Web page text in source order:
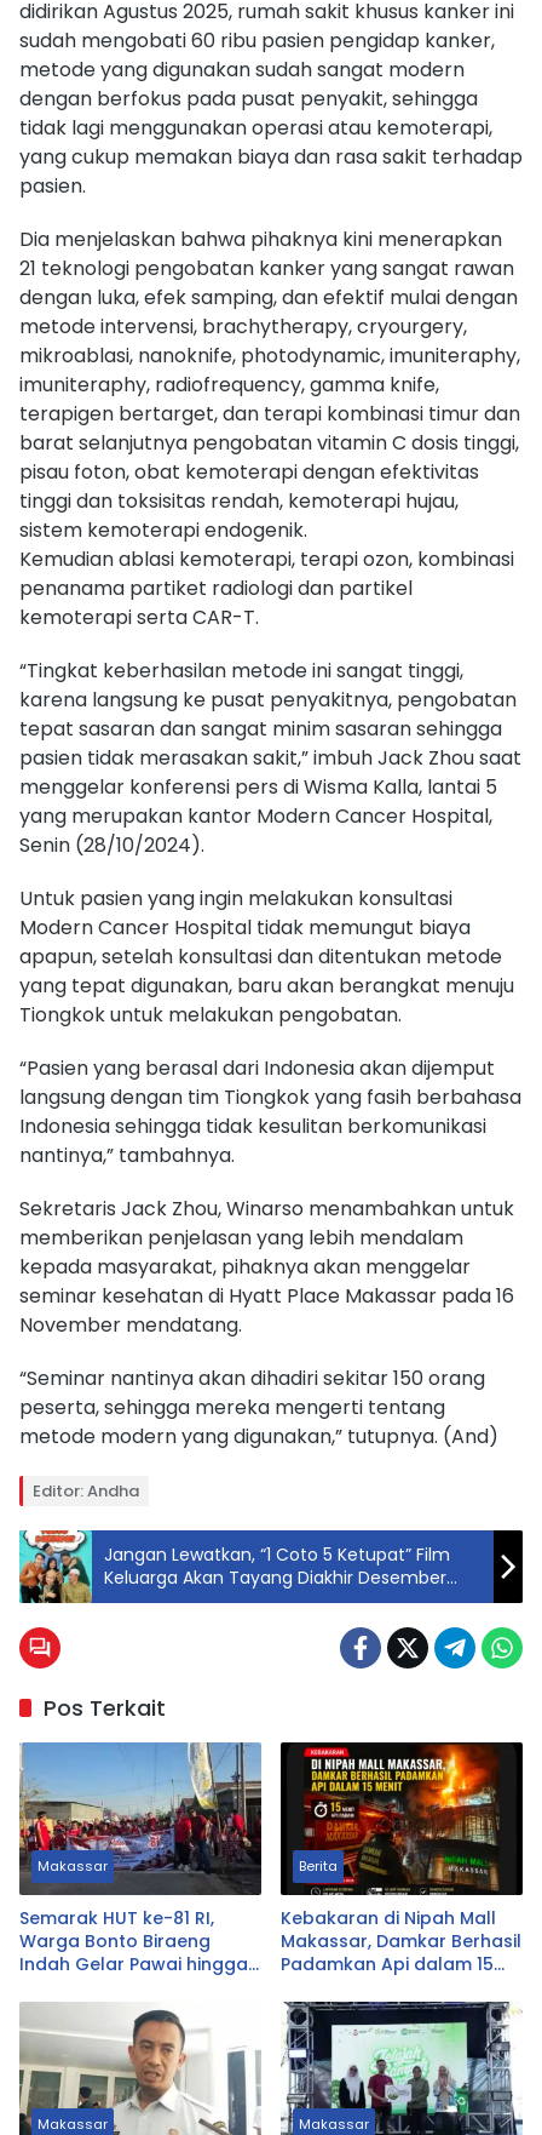
didirikan Agustus 2025, rumah sakit khusus kanker ini
sudah mengobati 60 ribu pasien pengidap kanker,
metode yang digunakan sudah sangat modern
dengan berfokus pada pusat penyakit, sehingga
tidak lagi menggunakan operasi atau kemoterapi,
yang cukup memakan biaya dan rasa sakit terhadap
pasien.
Dia menjelaskan bahwa pihaknya kini menerapkan
21 teknologi pengobatan kanker yang sangat rawan
dengan luka, efek samping, dan efektif mulai dengan
metode intervensi, brachytherapy, cryourgery,
mikroablasi, nanoknife, photodynamic, imuniteraphy,
imuniteraphy, radiofrequency, gamma knife,
terapigen bertarget, dan terapi kombinasi timur dan
barat selanjutnya pengobatan vitamin C dosis tinggi,
pisau foton, obat kemoterapi dengan efektivitas
tinggi dan toksisitas rendah, kemoterapi hujau,
sistem kemoterapi endogenik.
Kemudian ablasi kemoterapi, terapi ozon, kombinasi
penanama partiket radiologi dan partikel
kemoterapi serta CAR-T.
“Tingkat keberhasilan metode ini sangat tinggi,
karena langsung ke pusat penyakitnya, pengobatan
tepat sasaran dan sangat minim sasaran sehingga
pasien tidak merasakan sakit,” imbuh Jack Zhou saat
menggelar konferensi pers di Wisma Kalla, lantai 5
yang merupakan kantor Modern Cancer Hospital,
Senin (28/10/2024).
Untuk pasien yang ingin melakukan konsultasi
Modern Cancer Hospital tidak memungut biaya
apapun, setelah konsultasi dan ditentukan metode
yang tepat digunakan, baru akan berangkat menuju
Tiongkok untuk melakukan pengobatan.
“Pasien yang berasal dari Indonesia akan dijemput
langsung dengan tim Tiongkok yang fasih berbahasa
Indonesia sehingga tidak kesulitan berkomunikasi
nantinya,” tambahnya.
Sekretaris Jack Zhou, Winarso menambahkan untuk
memberikan penjelasan yang lebih mendalam
kepada masyarakat, pihaknya akan menggelar
seminar kesehatan di Hyatt Place Makassar pada 16
November mendatang.
“Seminar nantinya akan dihadiri sekitar 150 orang
peserta, sehingga mereka mengerti tentang
metode modern yang digunakan,” tutupnya. (And)
Editor: Andha
Jangan Lewatkan, “1 Coto 5 Ketupat” Film
Keluarga Akan Tayang Diakhir Desember
2024
Pos Terkait
Makassar
Semarak HUT ke-81 RI,
Warga Bonto Biraeng
Indah Gelar Pawai hingga
Berita
Kebakaran di Nipah Mall
Makassar, Damkar Berhasil
Padamkan Api dalam 15
Makassar Makassar